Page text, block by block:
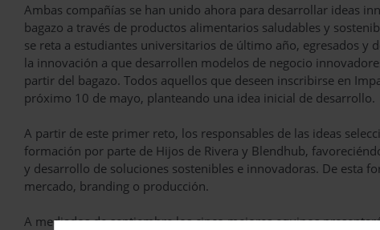
Ambas compañías se han unido ahora para desarrollar ideas
bagazo a través de productos alimentarios saludables y
se reta a estudiantes universitarios de último año, egresados
la innovación a que desarrollen modelos de negocio
partir del bagazo. Todos aquellos que deseen inscribirse en
próximo 10 de mayo, planteando una idea inicial de desarrollo.
A partir de este primer reto, los responsables de las ideas
formación por parte de Hijos de Rivera y Blendhub,
y desarrollo de soluciones sostenibles e innovadoras. De esta
mercado, branding o producción.
A mediados de septiembre los cinco mejores equipos